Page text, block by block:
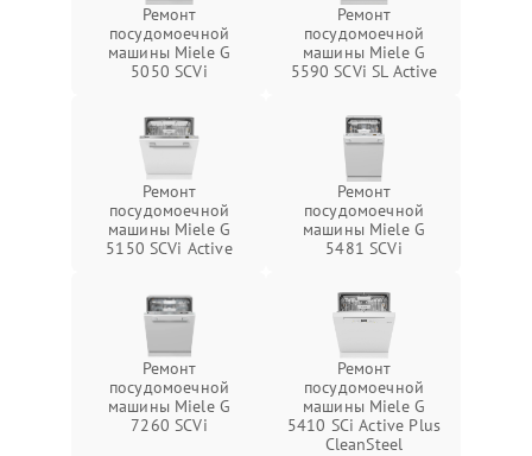
Ремонт
посудомоечной
машины Miele G
5050 SCVi
Ремонт
посудомоечной
машины Miele G
5590 SCVi SL Active
Ремонт
посудомоечной
машины Miele G
5150 SCVi Active
Ремонт
посудомоечной
машины Miele G
5481 SCVi
Ремонт
посудомоечной
машины Miele G
7260 SCVi
Ремонт
посудомоечной
машины Miele G
5410 SCi Active Plus
CleanSteel